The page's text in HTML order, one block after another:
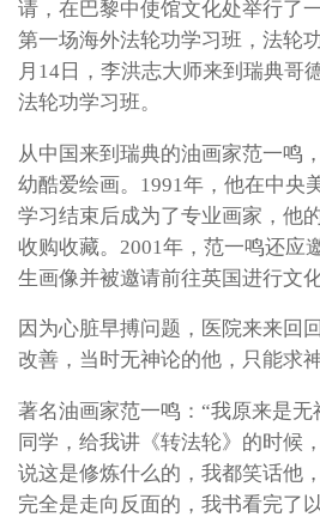
请，在巴黎中使馆文化处举行了
第一场海外法轮功学习班，法轮
月14日，李洪志大师来到瑞典哥
法轮功学习班。
从中国来到瑞典的油画家范一鸣
幼酷爱绘画。1991年，他在中央
学习结束后成为了专业画家，他
收购收藏。2001年，范一鸣还应
生画像并被邀请前往英国进行文
因为心脏早搏问题，医院来来回
改善，当时无神论的他，只能求神
著名油画家范一鸣：“我原来是
同学，给我讲《转法轮》的时候
说这是修炼什么的，我都笑话他
完全是走向反面的，我书看完了